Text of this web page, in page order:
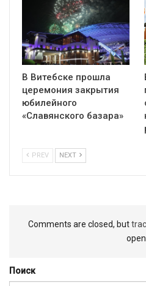
В Витебске прошла
церемония закрытия
юбилейного
«Славянского базара»
PREV NEXT
Comments are closed, but
Поиск